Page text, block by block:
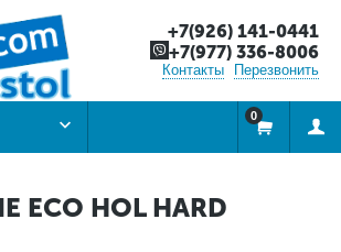
+7(926) 141-0441
+7(977) 336-8006
Контакты Перезвонить
0
ECO HOL HARD